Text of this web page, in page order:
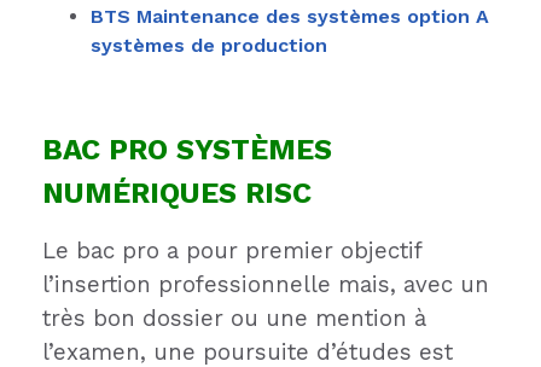
BTS Maintenance des systèmes option A
systèmes de production
BAC PRO SYSTÈMES
NUMÉRIQUES RISC
Le bac pro a pour premier objectif
l’insertion professionnelle mais, avec un
très bon dossier ou une mention à
l’examen, une poursuite d’études est